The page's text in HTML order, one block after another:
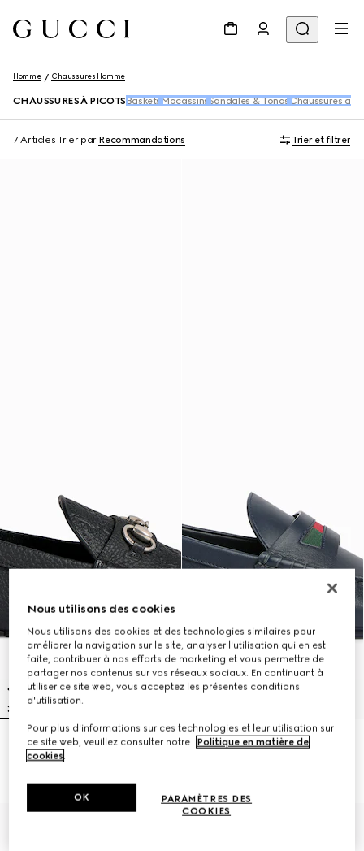
Homme Chaussures Homme
CHAUSSURES À PICOTS Baskets Mocassins Sandales & Tongs Chaussures à
7 Articles Trier par Recommandations Trier et filtrer
Mocassins avec détail Mors pour
homme
Mocassins pour homme avec
Nous utilisons des cookies
Nous utilisons des cookies et des technologies similaires pour
améliorer la navigation sur le site, analyser l'utilisation qui en est
faite, contribuer à nos efforts de marketing et vous permettre de
partager nos contenus sur vos réseaux sociaux. En continuant à
utiliser ce site web, vous acceptez les présentes conditions
d'utilisation.
Pour plus d'informations sur ces technologies et leur utilisation sur
ce site web, veuillez consulter notre
Politique en matière de
cookies.
PARAMÈTRES DES
COOKIES
OK